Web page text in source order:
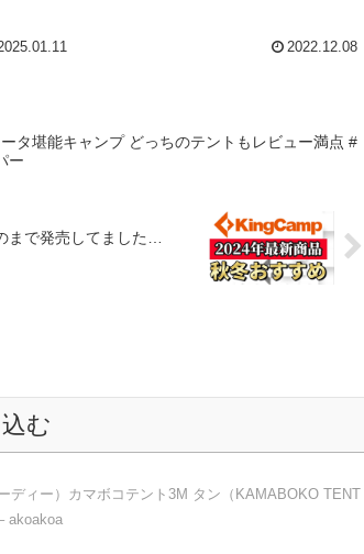
ント
2022.12.08
タ堪能キャンプ どっちのテントもレビュー満点 #
ー
まで発売してました…
む
ディー）カマボコテント3M タン（KAMABOKO TENT
akoakoa